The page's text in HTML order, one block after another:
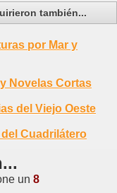
también...
por Mar y
Novelas Cortas
del Viejo Oeste
Cuadrilátero
un 8